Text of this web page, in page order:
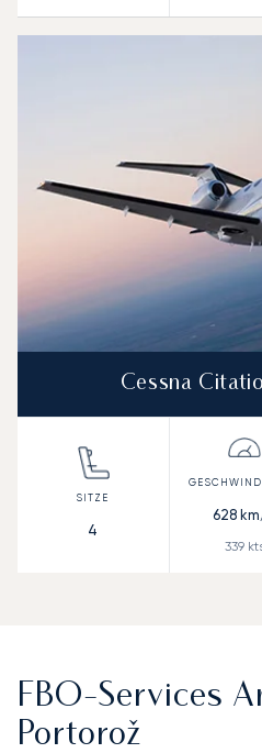
Cessna
4
628
339
FBO-Services
Portorož